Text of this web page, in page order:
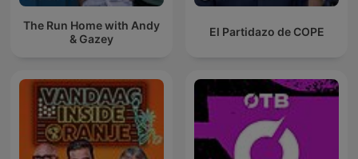
The Run Home with Andy
& Gazey
El Partidazo de COPE